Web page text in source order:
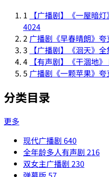
1
【广播剧】《一屋暗
4024
2 广播剧《早春晴朗》
3
【广播剧】《洄天》
4 【有声剧】《干涸地
5 广播剧《一颗苹果》
分类目录
更多
现代广播剧 640
全年龄多人有声剧 216
双女主广播剧 230